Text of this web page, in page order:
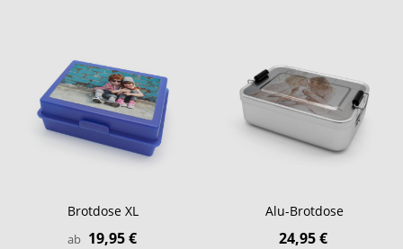
Brotdose XL
ab 19,95 €
Alu-Brotdose
24,95 €